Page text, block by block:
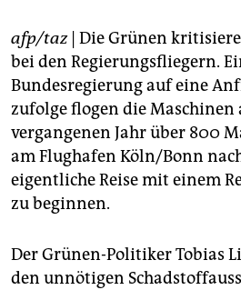
fragen & hilfe
unterstützen
genossenschaft
epaper login
afp/taz| Die Grünen
bei den Regierungsfliegern.
Bundesregierung auf eine
zufolge flogen die
vergangenen Jahr über 800
am Flughafen Köln/Bonn
eigentliche Reise mit einem
zu beginnen.
Der Grünen-Politiker Tobias
den unnötigen